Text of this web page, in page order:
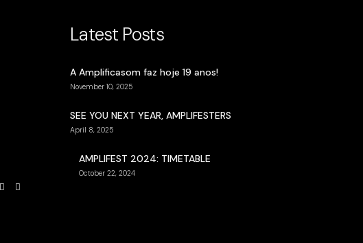
Latest Posts
A Amplificasom faz hoje 19 anos!
November 10, 2025
SEE YOU NEXT YEAR, AMPLIFESTERS
April 8, 2025
AMPLIFEST 2024: TIMETABLE
October 22, 2024